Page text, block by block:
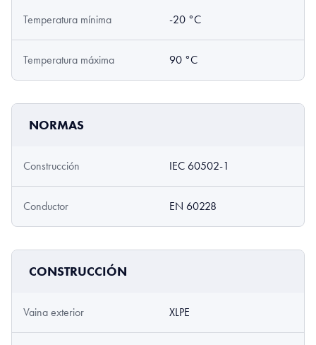
Temperatura mínima -20 °C
Temperatura máxima 90 °C
NORMAS
Construcción IEC 60502-1
Conductor EN 60228
CONSTRUCCIÓN
Vaina exterior XLPE